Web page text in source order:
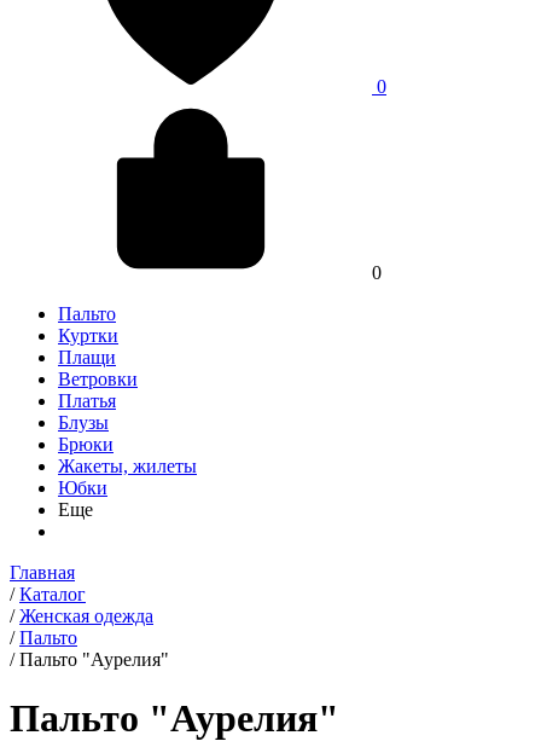
0
0
Пальто
Куртки
Плащи
Ветровки
Платья
Блузы
Брюки
Жакеты, жилеты
Юбки
Еще
Главная
/ Каталог
/ Женская одежда
/ Пальто
/ Пальто "Аурелия"
Пальто "Аурелия"